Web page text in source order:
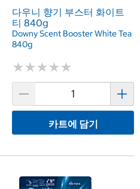
다우니 향기 부스터 화이트
티 840g
Downy Scent Booster White Tea
840g
★★★★★
★★★★★
카트에 담기